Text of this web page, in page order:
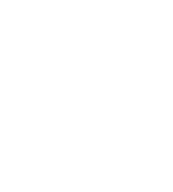
Marbella, Jerez y Sevilla:
españolas para emprender una
Alerta en el Málaga para el
Ceuta pide al Gobierno de